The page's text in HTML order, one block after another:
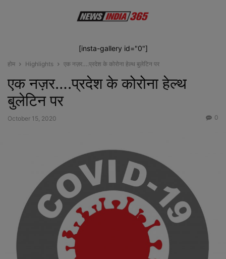
[insta-gallery id="0"]
होम Highlights एक नज़र….प्रदेश के कोरोना हेल्थ बुलेटिन पर
एक नज़र….प्रदेश के कोरोना हेल्थ
बुलेटिन पर
October 15, 2020 0